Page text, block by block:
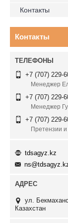
Контакты
Контакты
+7 (707) 229-
Менеджер
+7 (707) 229-
Менеджер
+7 (707) 229-
Претензии
tdsagyz.kz
ул.
Казахстан